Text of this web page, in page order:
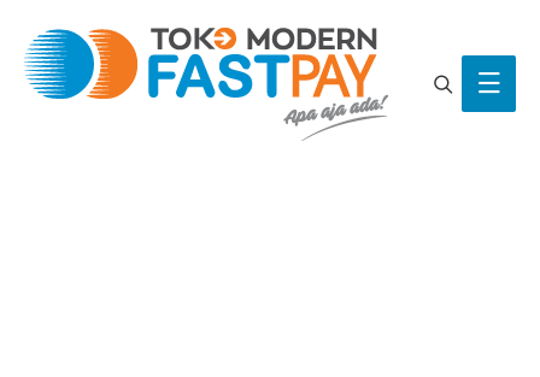
Main
Search